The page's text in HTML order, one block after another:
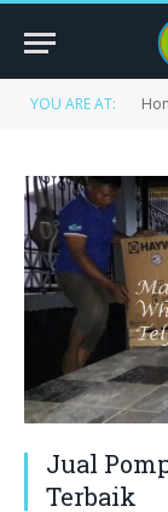
YOU ARE AT:
Jual
Terbaik